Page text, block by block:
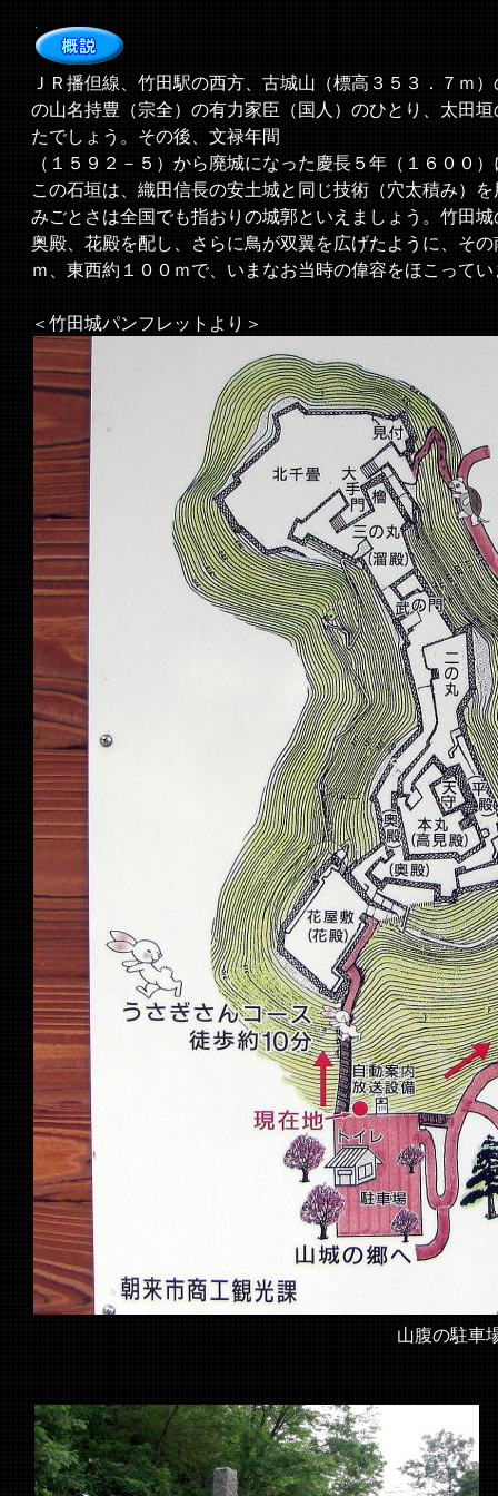
山腹の駐車
ＪＲ播但線、竹田駅の西方、古城山（標高３５３．７ｍ
の山名持豊（宗全）の有力家臣（国人）のひとり、太田
たでしょう。その後、文禄年間
（１５９２－５）から廃城になった慶長５年（１６００
この石垣は、織田信長の安土城と同じ技術（穴太積み）
みごとさは全国でも指おりの城郭といえましょう。竹田
奥殿、花殿を配し、さらに鳥が双翼を広げたように、そ
ｍ、東西約１００ｍで、いまなお当時の偉容をほこってい
＜竹田城パンフレットより＞